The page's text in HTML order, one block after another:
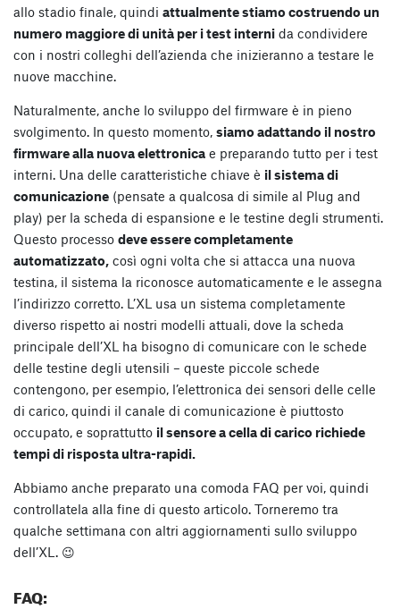
allo stadio finale, quindi attualmente stiamo costruendo un
numero maggiore di unità per i test interni da condividere
con i nostri colleghi dell’azienda che inizieranno a testare le
nuove macchine.
Naturalmente, anche lo sviluppo del firmware è in pieno
svolgimento. In questo momento, siamo adattando il nostro
firmware alla nuova elettronica e preparando tutto per i test
interni. Una delle caratteristiche chiave è il sistema di
comunicazione (pensate a qualcosa di simile al Plug and
play) per la scheda di espansione e le testine degli strumenti.
Questo processo deve essere completamente
automatizzato, così ogni volta che si attacca una nuova
testina, il sistema la riconosce automaticamente e le assegna
l’indirizzo corretto. L’XL usa un sistema completamente
diverso rispetto ai nostri modelli attuali, dove la scheda
principale dell’XL ha bisogno di comunicare con le schede
delle testine degli utensili – queste piccole schede
contengono, per esempio, l’elettronica dei sensori delle celle
di carico, quindi il canale di comunicazione è piuttosto
occupato, e soprattutto il sensore a cella di carico richiede
tempi di risposta ultra-rapidi.
Abbiamo anche preparato una comoda FAQ per voi, quindi
controllatela alla fine di questo articolo. Torneremo tra
qualche settimana con altri aggiornamenti sullo sviluppo
dell’XL. 😉
FAQ: